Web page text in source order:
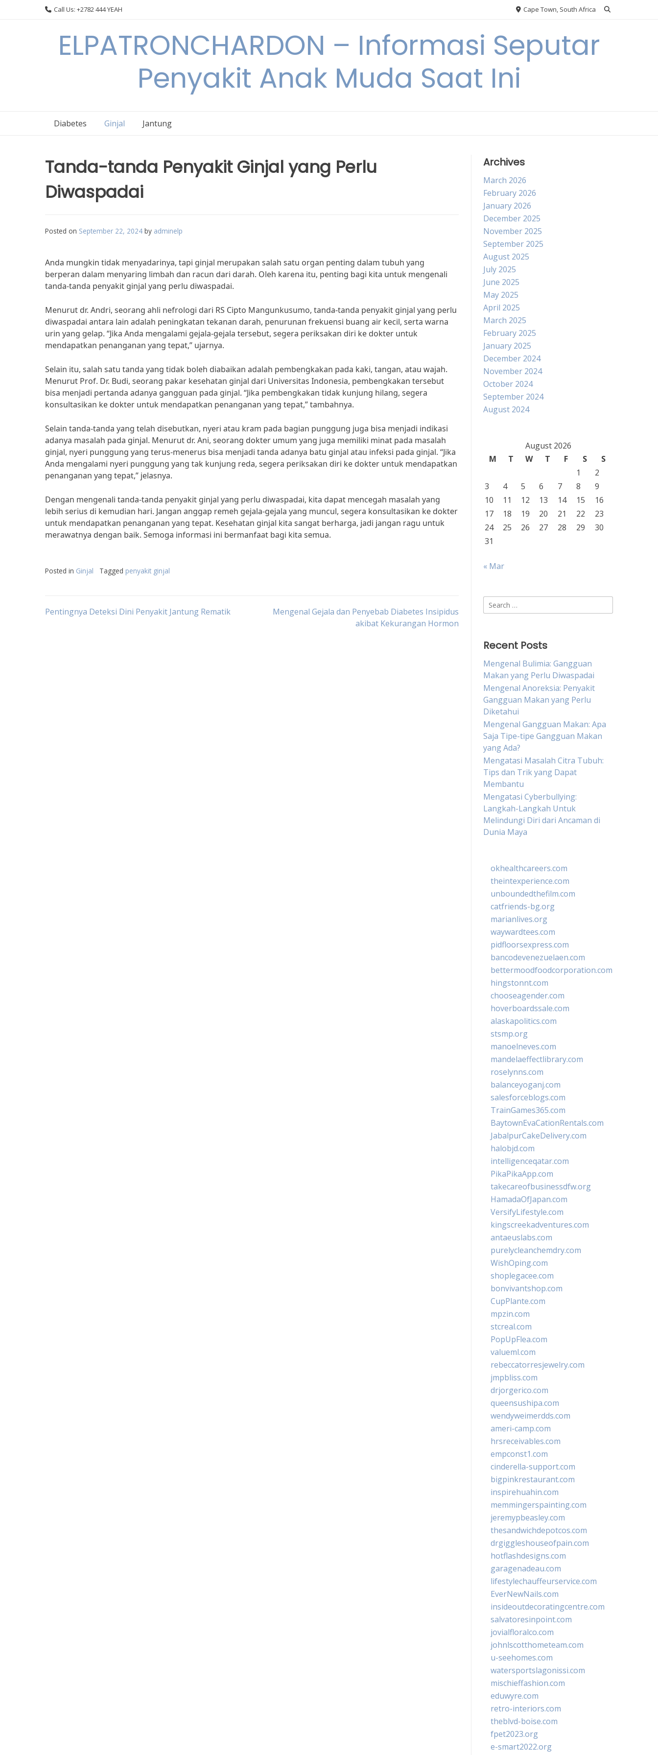
Call Us: +2782 444 YEAH Cape Town, South Africa
ELPATRONCHARDON – Informasi Seputar
Penyakit Anak Muda Saat Ini
Diabetes Ginjal Jantung
Tanda-tanda Penyakit Ginjal yang Perlu
Diwaspadai
Posted on September 22, 2024 by adminelp
Anda mungkin tidak menyadarinya, tapi ginjal merupakan salah satu organ penting dalam tubuh yang
berperan dalam menyaring limbah dan racun dari darah. Oleh karena itu, penting bagi kita untuk mengenali
tanda-tanda penyakit ginjal yang perlu diwaspadai.
Menurut dr. Andri, seorang ahli nefrologi dari RS Cipto Mangunkusumo, tanda-tanda penyakit ginjal yang perlu
diwaspadai antara lain adalah peningkatan tekanan darah, penurunan frekuensi buang air kecil, serta warna
urin yang gelap. “Jika Anda mengalami gejala-gejala tersebut, segera periksakan diri ke dokter untuk
mendapatkan penanganan yang tepat,” ujarnya.
Selain itu, salah satu tanda yang tidak boleh diabaikan adalah pembengkakan pada kaki, tangan, atau wajah.
Menurut Prof. Dr. Budi, seorang pakar kesehatan ginjal dari Universitas Indonesia, pembengkakan tersebut
bisa menjadi pertanda adanya gangguan pada ginjal. “Jika pembengkakan tidak kunjung hilang, segera
konsultasikan ke dokter untuk mendapatkan penanganan yang tepat,” tambahnya.
Selain tanda-tanda yang telah disebutkan, nyeri atau kram pada bagian punggung juga bisa menjadi indikasi
adanya masalah pada ginjal. Menurut dr. Ani, seorang dokter umum yang juga memiliki minat pada masalah
ginjal, nyeri punggung yang terus-menerus bisa menjadi tanda adanya batu ginjal atau infeksi pada ginjal. “Jika
Anda mengalami nyeri punggung yang tak kunjung reda, segera periksakan diri ke dokter untuk mendapatkan
penanganan yang tepat,” jelasnya.
Dengan mengenali tanda-tanda penyakit ginjal yang perlu diwaspadai, kita dapat mencegah masalah yang
lebih serius di kemudian hari. Jangan anggap remeh gejala-gejala yang muncul, segera konsultasikan ke dokter
untuk mendapatkan penanganan yang tepat. Kesehatan ginjal kita sangat berharga, jadi jangan ragu untuk
merawatnya dengan baik. Semoga informasi ini bermanfaat bagi kita semua.
Posted in Ginjal Tagged penyakit ginjal
Post
Pentingnya Deteksi Dini Penyakit Jantung Rematik
Mengenal Gejala dan Penyebab Diabetes Insipidus
akibat Kekurangan Hormon
Archives
March 2026
February 2026
January 2026
December 2025
November 2025
September 2025
August 2025
July 2025
June 2025
May 2025
April 2025
March 2025
February 2025
January 2025
December 2024
November 2024
October 2024
September 2024
August 2024
August 2026
M
T W T F S
S
1
2
3
4 5 6 7 8
9
10
11 12 13 14 15
16
17
18 19 20 21 22
23
24
25 26 27 28 29
30
31
« Mar
Search
for:
Recent Posts
Mengenal Bulimia: Gangguan
Makan yang Perlu Diwaspadai
Mengenal Anoreksia: Penyakit
Gangguan Makan yang Perlu
Diketahui
Mengenal Gangguan Makan: Apa
Saja Tipe-tipe Gangguan Makan
yang Ada?
Mengatasi Masalah Citra Tubuh:
Tips dan Trik yang Dapat
Membantu
Mengatasi Cyberbullying:
Langkah-Langkah Untuk
Melindungi Diri dari Ancaman di
Dunia Maya
okhealthcareers.com
theintexperience.com
unboundedthefilm.com
catfriends-bg.org
marianlives.org
waywardtees.com
pidfloorsexpress.com
bancodevenezuelaen.com
bettermoodfoodcorporation.com
hingstonnt.com
chooseagender.com
hoverboardssale.com
alaskapolitics.com
stsmp.org
manoelneves.com
mandelaeffectlibrary.com
roselynns.com
balanceyoganj.com
salesforceblogs.com
TrainGames365.com
BaytownEvaCationRentals.com
JabalpurCakeDelivery.com
halobjd.com
intelligenceqatar.com
PikaPikaApp.com
takecareofbusinessdfw.org
HamadaOfJapan.com
VersifyLifestyle.com
kingscreekadventures.com
antaeuslabs.com
purelycleanchemdry.com
WishOping.com
shoplegacee.com
bonvivantshop.com
CupPlante.com
mpzin.com
stcreal.com
PopUpFlea.com
valueml.com
rebeccatorresjewelry.com
jmpbliss.com
drjorgerico.com
queensushipa.com
wendyweimerdds.com
ameri-camp.com
hrsreceivables.com
empconst1.com
cinderella-support.com
bigpinkrestaurant.com
inspirehuahin.com
memmingerspainting.com
jeremypbeasley.com
thesandwichdepotcos.com
drgiggleshouseofpain.com
hotflashdesigns.com
garagenadeau.com
lifestylechauffeurservice.com
EverNewNails.com
insideoutdecoratingcentre.com
salvatoresinpoint.com
jovialfloralco.com
johnlscotthometeam.com
u-seehomes.com
watersportslagonissi.com
mischieffashion.com
eduwyre.com
retro-interiors.com
theblvd-boise.com
fpet2023.org
e-smart2022.org